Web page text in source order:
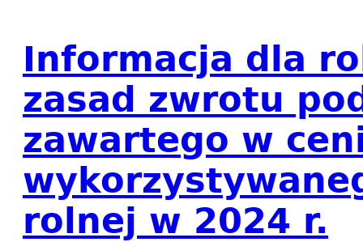
Informacja dla
zasad zwrotu
zawartego w
rolnej w 2024 r.